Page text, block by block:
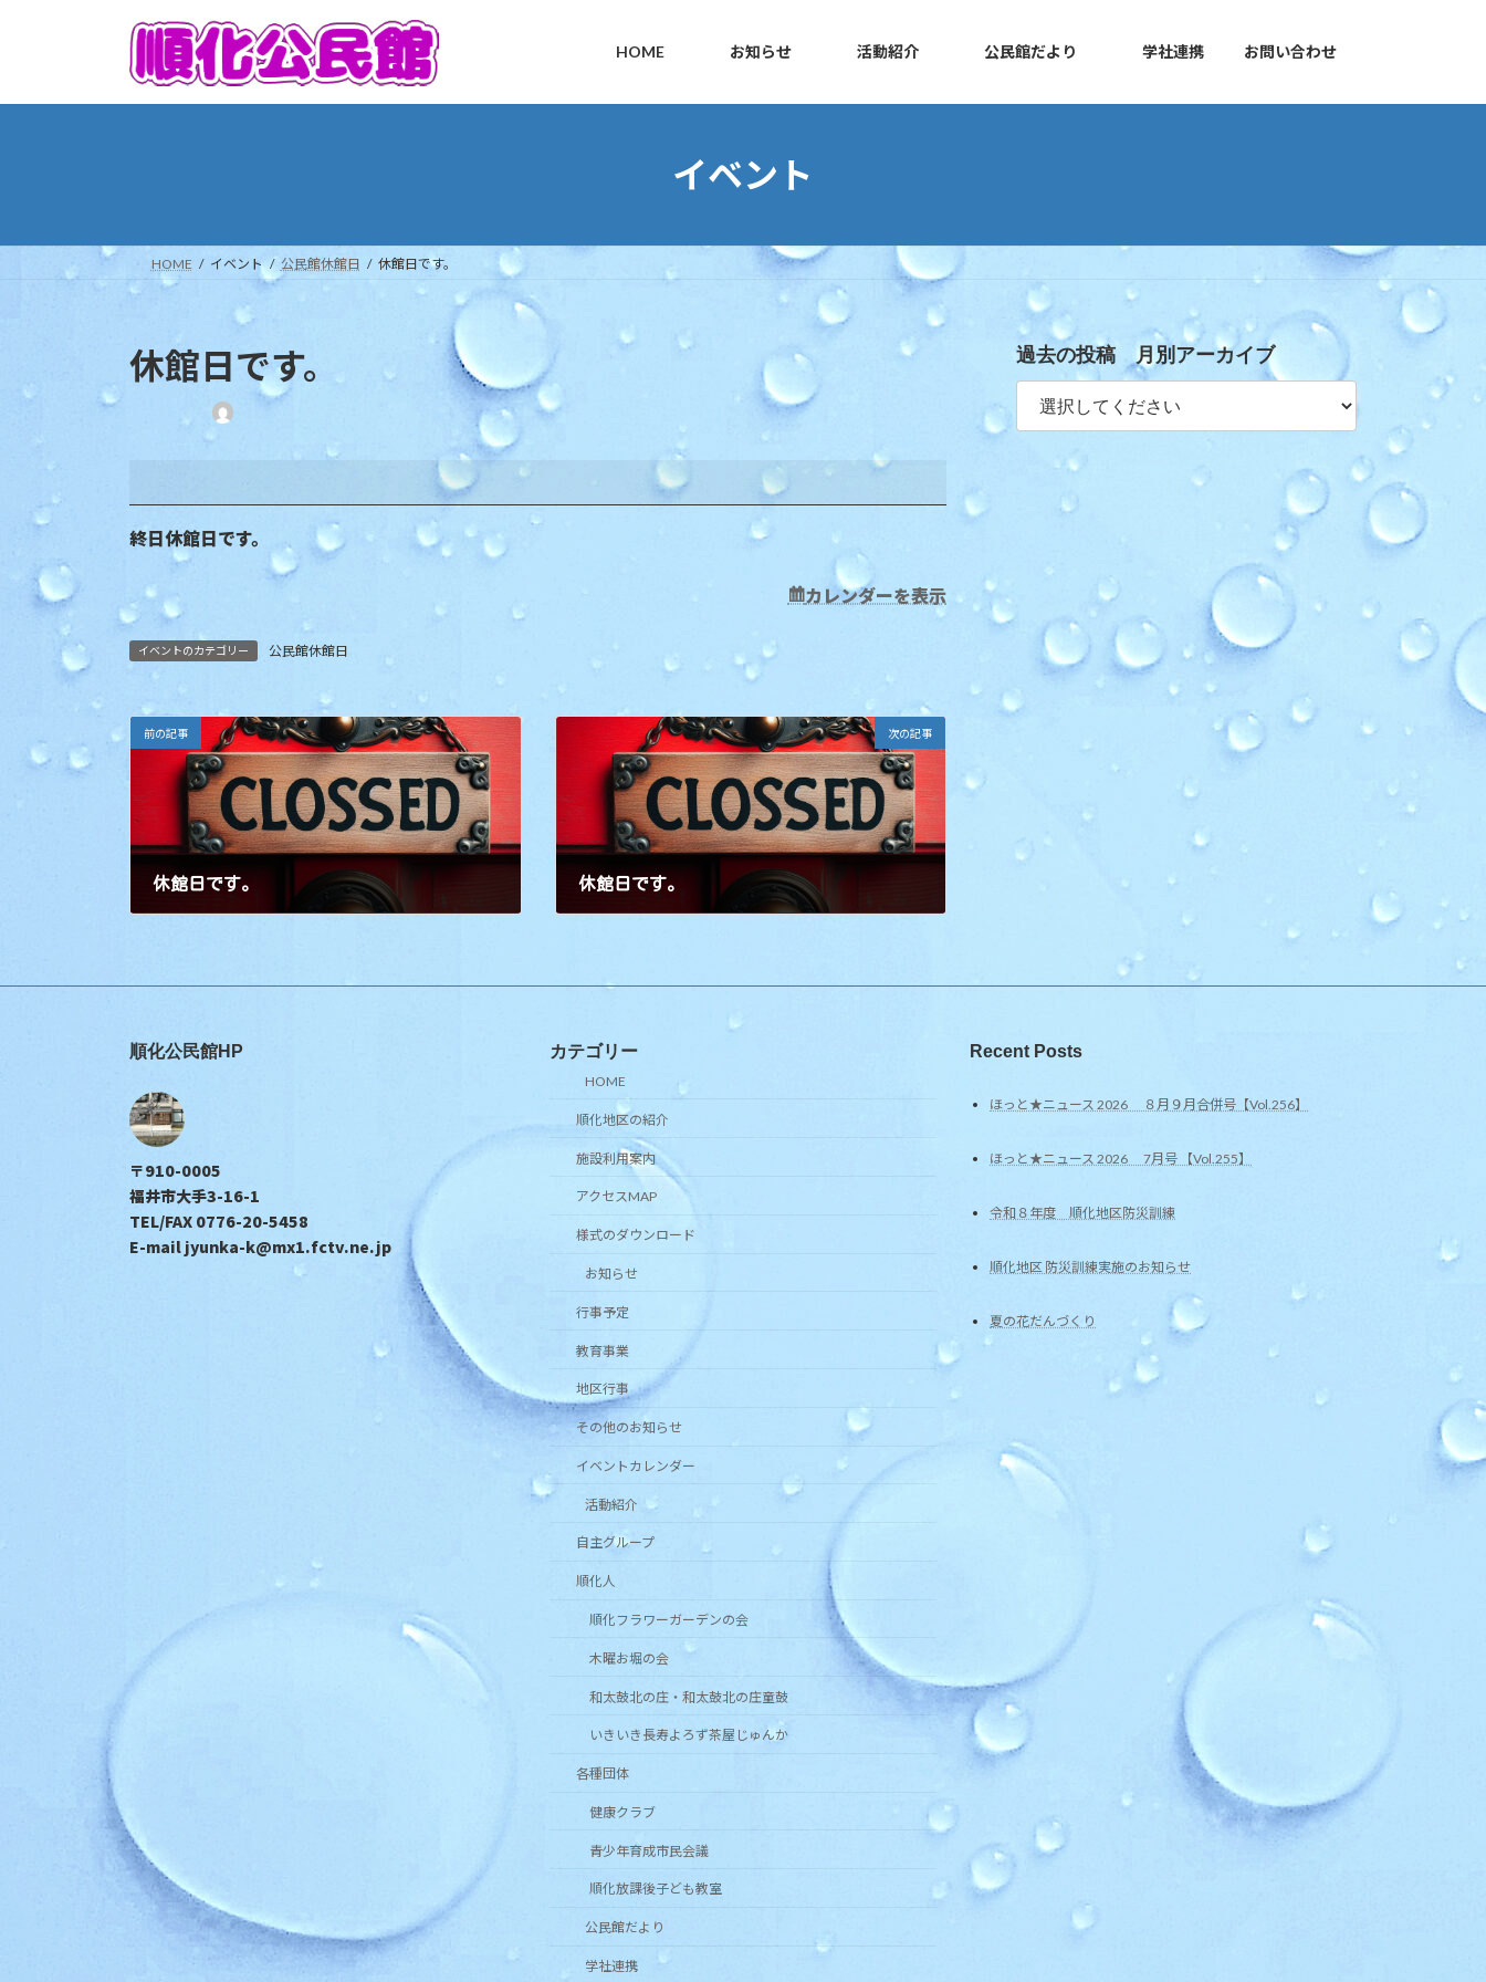
プ
動
HOME お知らせ 活動紹介 公民館だより 学社連携 お問い合わせ
イベント
HOME イベント 公民館休館日 休館日です。
休館日です。
最
:
館
日
で
終日休館日です。
カレンダーを表示
イベントのカテゴリー 公民館休館日
前の記事
休館日です。
次の記事
休館日です。
過去の投稿 月別アーカイブ
順化公民館HP
〒910-0005
福井市大手3-16-1
TEL/FAX 0776-20-5458
E-mail jyunka-k@mx1.fctv.ne.jp
カテゴリー
HOME
順化地区の紹介
施設利用案内
アクセスMAP
様式のダウンロード
お知らせ
行事予定
教育事業
地区行事
その他のお知らせ
イベントカレンダー
活動紹介
自主グループ
順化人
順化フラワーガーデンの会
木曜お堀の会
和太鼓北の庄・和太鼓北の庄童鼓
いきいき長寿よろず茶屋じゅんか
各種団体
健康クラブ
青少年育成市民会議
順化放課後子ども教室
公民館だより
学社連携
Recent Posts
ほっと★ニュース 2026 ８月９月合併号【Vol.256】
ほっと★ニュース 2026 7月号 【Vol.255】
令和８年度 順化地区防災訓練
順化地区 防災訓練実施のお知らせ
夏の花だんづくり